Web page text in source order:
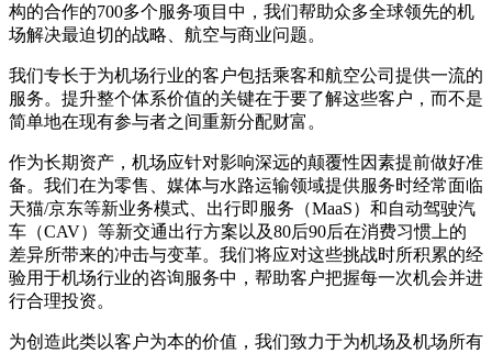
构的合作的700多个服务项目中，我们帮助众多全球领先的机
场解决最迫切的战略、航空与商业问题。
我们专长于为机场行业的客户包括乘客和航空公司提供一流的
服务。提升整个体系价值的关键在于要了解这些客户，而不是
简单地在现有参与者之间重新分配财富。
作为长期资产，机场应针对影响深远的颠覆性因素提前做好准
备。我们在为零售、媒体与水路运输领域提供服务时经常面临
天猫/京东等新业务模式、出行即服务（MaaS）和自动驾驶汽
车（CAV）等新交通出行方案以及80后90后在消费习惯上的
差异所带来的冲击与变革。我们将应对这些挑战时所积累的经
验用于机场行业的咨询服务中，帮助客户把握每一次机会并进
行合理投资。
为创造此类以客户为本的价值，我们致力于为机场及机场所有